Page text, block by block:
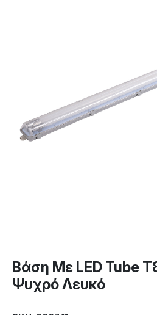
Βάση Με LED Tube
Ψυχρό Λευκό